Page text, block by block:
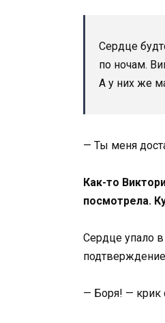
Сердце
по ночам.
А у них же
— Ты меня
Как-то
посмотрела.
Сердце упало в
— Боря! — крик